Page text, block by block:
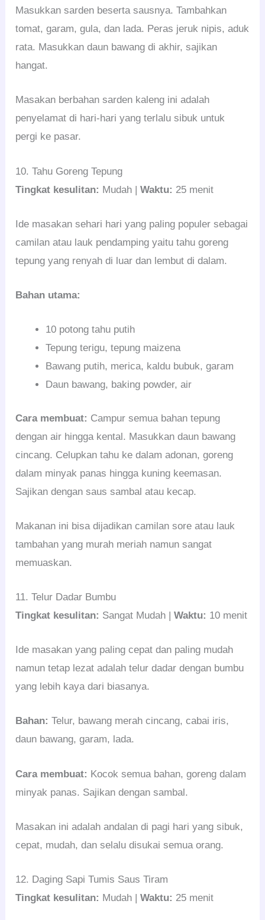
Masukkan sarden beserta sausnya. Tambahkan
tomat, garam, gula, dan lada. Peras jeruk nipis, aduk
rata. Masukkan daun bawang di akhir, sajikan
hangat.
Masakan berbahan sarden kaleng ini adalah
penyelamat di hari-hari yang terlalu sibuk untuk
pergi ke pasar.
10. Tahu Goreng Tepung
Tingkat kesulitan: Mudah |Waktu: 25 menit
Ide masakan sehari hari yang paling populer sebagai
camilan atau lauk pendamping yaitu tahu goreng
tepung yang renyah di luar dan lembut di dalam.
Bahan utama:
10 potong tahu putih
Tepung terigu, tepung maizena
Bawang putih, merica, kaldu bubuk, garam
Daun bawang, baking powder, air
Cara membuat: Campur semua bahan tepung
dengan air hingga kental. Masukkan daun bawang
cincang. Celupkan tahu ke dalam adonan, goreng
dalam minyak panas hingga kuning keemasan.
Sajikan dengan saus sambal atau kecap.
Makanan ini bisa dijadikan camilan sore atau lauk
tambahan yang murah meriah namun sangat
memuaskan.
11. Telur Dadar Bumbu
Tingkat kesulitan: Sangat Mudah |Waktu: 10 menit
Ide masakan yang paling cepat dan paling mudah
namun tetap lezat adalah telur dadar dengan bumbu
yang lebih kaya dari biasanya.
Bahan: Telur, bawang merah cincang, cabai iris,
daun bawang, garam, lada.
Cara membuat: Kocok semua bahan, goreng dalam
minyak panas. Sajikan dengan sambal.
Masakan ini adalah andalan di pagi hari yang sibuk,
cepat, mudah, dan selalu disukai semua orang.
12. Daging Sapi Tumis Saus Tiram
Tingkat kesulitan: Mudah |Waktu: 25 menit